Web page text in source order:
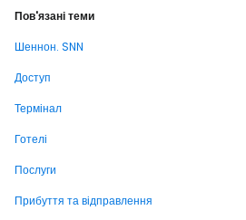
Пов'язані теми
Шеннон. SNN
Доступ
Термінал
Готелі
Послуги
Прибуття та відправлення